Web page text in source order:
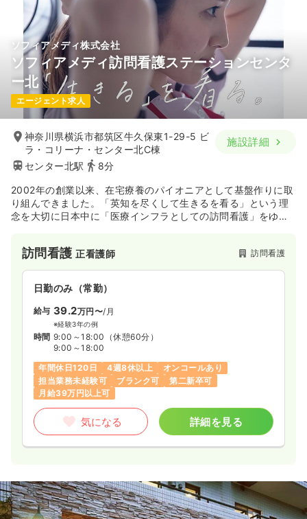
ソフィアメディ株式会社
ソフィアメディ訪問看護ステーションセンタ
ー北
エージェント求人
神奈川県横浜市都筑区牛久保東1-29-5 ビ
ラ・コリーナ・センター北C棟
センター北駅
8分
施設詳細
2002年の創業以来、在宅療養のパイオニアとして基盤作りに取
り組んできました。「英知を尽くして生きるを看る」という理
念を大切に日本中に「医療インフラとしての訪問看護」をゆき
す。
訪問看護正看護師 訪問看護
日勤のみ（常勤）
給与 39.2万円〜/月
※経験3年の例
時間 9:00～18:00 （休憩60分）
9:00～18:00
年間休日120日
4週8休以上
オンコールあり
担当業務未経験可
ブランク可
第二新卒可
月給39万円以上可
気になる 詳細を見る